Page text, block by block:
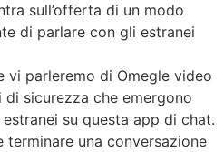
sull’offerta di un modo
di parlare con gli estranei
vi parleremo di Omegle video
sicurezza che emergono
su questa app di chat.
terminare una conversazione